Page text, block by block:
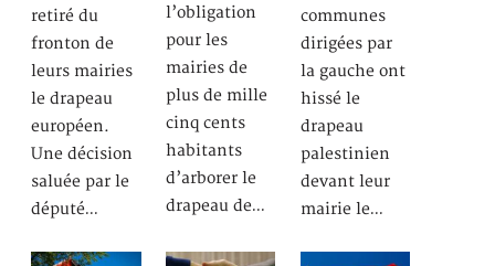
retiré du
fronton de
leurs mairies
le drapeau
européen.
Une décision
saluée par le
député…
l’obligation
pour les
mairies de
plus de mille
cinq cents
habitants
d’arborer le
drapeau de…
communes
dirigées par
la gauche ont
hissé le
drapeau
palestinien
devant leur
mairie le…